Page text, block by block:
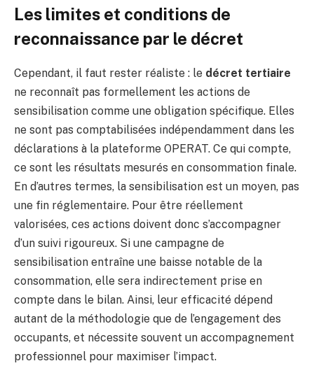
Les limites et conditions de
reconnaissance par le décret
Cependant, il faut rester réaliste : le décret tertiaire
ne reconnaît pas formellement les actions de
sensibilisation comme une obligation spécifique. Elles
ne sont pas comptabilisées indépendamment dans les
déclarations à la plateforme OPERAT. Ce qui compte,
ce sont les résultats mesurés en consommation finale.
En d’autres termes, la sensibilisation est un moyen, pas
une fin réglementaire. Pour être réellement
valorisées, ces actions doivent donc s’accompagner
d’un suivi rigoureux. Si une campagne de
sensibilisation entraîne une baisse notable de la
consommation, elle sera indirectement prise en
compte dans le bilan. Ainsi, leur efficacité dépend
autant de la méthodologie que de l’engagement des
occupants, et nécessite souvent un accompagnement
professionnel pour maximiser l’impact.